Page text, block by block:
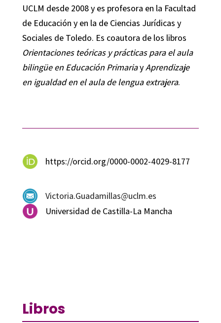
UCLM desde 2008 y es profesora en la Facultad
de Educación y en la de Ciencias Jurídicas y
Sociales de Toledo. Es coautora de los libros
Orientaciones teóricas y prácticas para el aula
bilingüe en Educación PrimariayAprendizaje
en igualdad en el aula de lengua extrajera.
https://orcid.org/0000-0002-4029-8177
Victoria.Guadamillas@uclm.es
Universidad de Castilla-La Mancha
Libros